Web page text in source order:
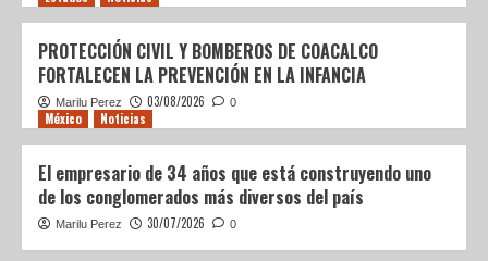
PROTECCIÓN CIVIL Y BOMBEROS DE COACALCO
FORTALECEN LA PREVENCIÓN EN LA INFANCIA
Marilu Perez 03/08/2026 0
México Noticias
El empresario de 34 años que está construyendo uno
de los conglomerados más diversos del país
Marilu Perez 30/07/2026 0